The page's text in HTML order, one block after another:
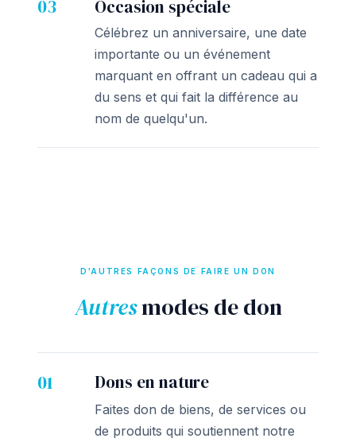
03 Occasion spéciale
Célébrez un anniversaire, une date
importante ou un événement
marquant en offrant un cadeau qui a
du sens et qui fait la différence au
nom de quelqu'un.
D'AUTRES FAÇONS DE FAIRE UN DON
Autresmodes de don
01 Dons en nature
Faites don de biens, de services ou
de produits qui soutiennent notre